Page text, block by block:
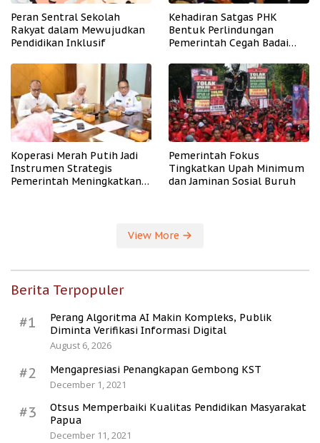
Peran Sentral Sekolah
Rakyat dalam Mewujudkan
Pendidikan Inklusif
Kehadiran Satgas PHK
Bentuk Perlindungan
Pemerintah Cegah Badai
Koperasi Merah Putih Jadi
Instrumen Strategis
Pemerintah Meningkatkan
Pemerintah Fokus
Tingkatkan Upah Minimum
dan Jaminan Sosial Buruh
View More
Berita Terpopuler
#1
Perang Algoritma AI Makin Kompleks, Publik
Diminta Verifikasi Informasi Digital
August 6, 2026
#2
Mengapresiasi Penangkapan Gembong KST
December 1, 2021
#3
Otsus Memperbaiki Kualitas Pendidikan Masyarakat
Papua
December 11, 2021